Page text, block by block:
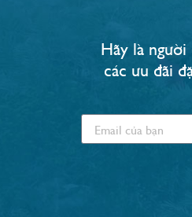
Hãy là
các ưu đãi